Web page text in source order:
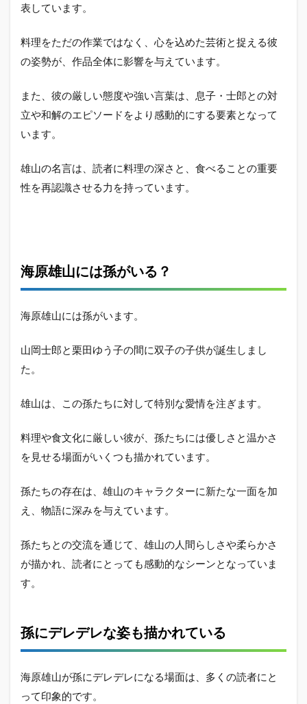
表しています。
料理をただの作業ではなく、心を込めた芸術と捉える彼
の姿勢が、作品全体に影響を与えています。
また、彼の厳しい態度や強い言葉は、息子・士郎との対
立や和解のエピソードをより感動的にする要素となって
います。
雄山の名言は、読者に料理の深さと、食べることの重要
性を再認識させる力を持っています。
海原雄山には孫がいる？
海原雄山には孫がいます。
山岡士郎と栗田ゆう子の間に双子の子供が誕生しまし
た。
雄山は、この孫たちに対して特別な愛情を注ぎます。
料理や食文化に厳しい彼が、孫たちには優しさと温かさ
を見せる場面がいくつも描かれています。
孫たちの存在は、雄山のキャラクターに新たな一面を加
え、物語に深みを与えています。
孫たちとの交流を通じて、雄山の人間らしさや柔らかさ
が描かれ、読者にとっても感動的なシーンとなっていま
す。
孫にデレデレな姿も描かれている
海原雄山が孫にデレデレになる場面は、多くの読者にと
って印象的です。